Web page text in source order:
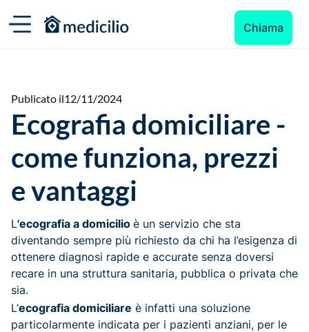
Chiama
Publicato il12/11/2024
Ecografia domiciliare -
come funziona, prezzi
e vantaggi
L'ecografia a domicilio è un servizio che sta
diventando sempre più richiesto da chi ha l’esigenza di
ottenere diagnosi rapide e accurate senza doversi
recare in una struttura sanitaria, pubblica o privata che
sia.
L’ecografia domiciliare è infatti una soluzione
particolarmente indicata per i pazienti anziani, per le